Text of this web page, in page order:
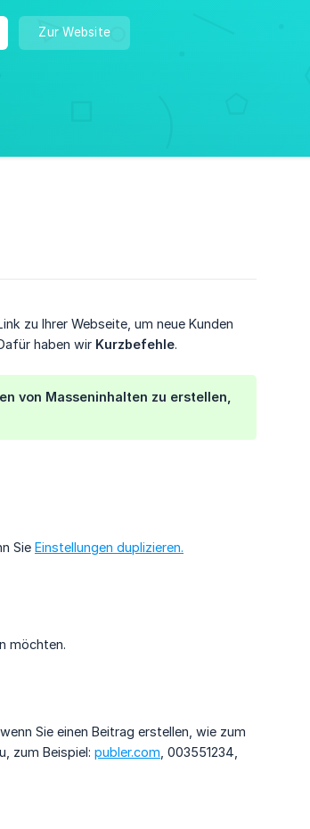
Zur Website
zu Ihrer Webseite, um neue Kunden
haben wir Kurzbefehle.
von Masseninhalten zu erstellen,
Sie Einstellungen duplizieren.
möchten.
Sie einen Beitrag erstellen, wie zum
zum Beispiel: publer.com , 003551234,